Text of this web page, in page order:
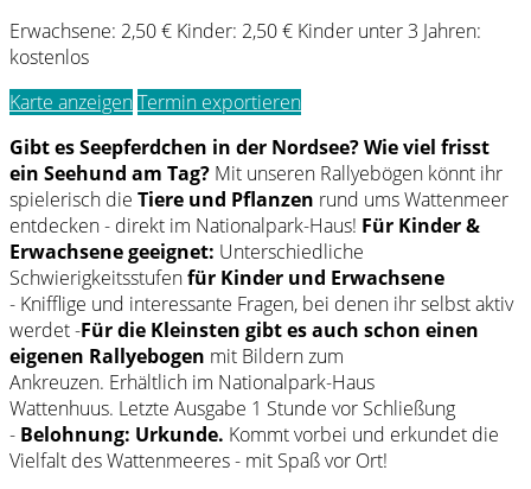
Erwachsene: 2,50 € Kinder: 2,50 € Kinder unter 3 Jahren:
kostenlos
Karte anzeigenTermin exportieren
Gibt es Seepferdchen in der Nordsee? Wie viel frisst
ein Seehund am Tag? Mit unseren Rallyebögen könnt ihr
spielerisch die Tiere und Pflanzen rund ums Wattenmeer
entdecken - direkt im Nationalpark-Haus! Für Kinder &
Erwachsene geeignet: Unterschiedliche
Schwierigkeitsstufenfür Kinder und Erwachsene
- Knifflige und interessante Fragen, bei denen ihr selbst aktiv
werdet -Für die Kleinsten gibt es auch schon einen
eigenen Rallyebogen mit Bildern zum
Ankreuzen. Erhältlich im Nationalpark-Haus
Wattenhuus. Letzte Ausgabe 1 Stunde vor Schließung
- Belohnung: Urkunde. Kommt vorbei und erkundet die
Vielfalt des Wattenmeeres - mit Spaß vor Ort!